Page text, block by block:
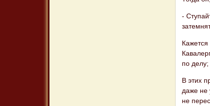
-
по делу;
В этих
даже не
не